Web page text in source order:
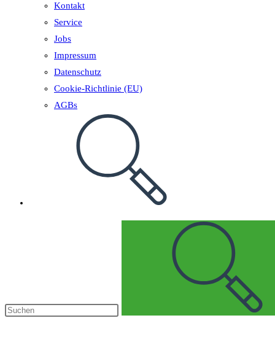
Kontakt
Service
Jobs
Impressum
Datenschutz
Cookie-Richtlinie (EU)
AGBs